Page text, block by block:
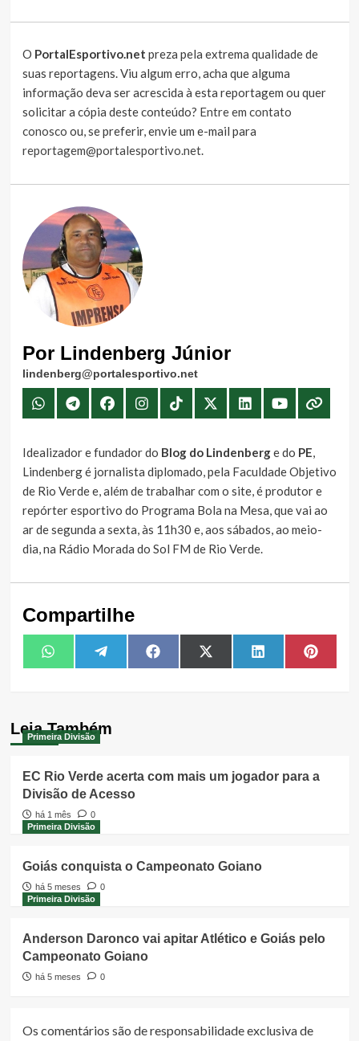
O PortalEsportivo.net preza pela extrema qualidade de
suas reportagens. Viu algum erro, acha que alguma
informação deva ser acrescida à esta reportagem ou quer
solicitar a cópia deste conteúdo? Entre em contato
conosco ou, se preferir, envie um e-mail para
reportagem@portalesportivo.net.
Por Lindenberg Júnior
lindenberg@portalesportivo.net
Idealizador e fundador do Blog do Lindenberge do PE,
Lindenberg é jornalista diplomado, pela Faculdade Objetivo
de Rio Verde e, além de trabalhar com o site, é produtor e
repórter esportivo do Programa Bola na Mesa, que vai ao
ar de segunda a sexta, às 11h30 e, aos sábados, ao meio-
dia, na Rádio Morada do Sol FM de Rio Verde.
Compartilhe
Share
on
WhatsAppShare
on
TelegramShare
on
FacebookShare
on
X
(Twitter)
Share
on
LinkedIn Share
on
Leia Também
Primeira Divisão
EC Rio Verde acerta com mais um jogador para a
Divisão de Acesso
há 1 mês
0
Primeira Divisão
Goiás conquista o Campeonato Goiano
há 5 meses
0
Primeira Divisão
Anderson Daronco vai apitar Atlético e Goiás pelo
Campeonato Goiano
há 5 meses 0
Os comentários são de responsabilidade exclusiva de